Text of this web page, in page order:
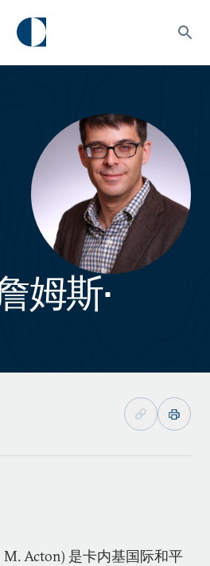
姆斯•
M. Acton) 是卡内基国际和平